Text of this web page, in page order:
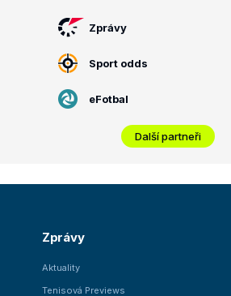
Zprávy
Sport odds
eFotbal
Další partneři
Zprávy
Aktuality
Tenisová Previews